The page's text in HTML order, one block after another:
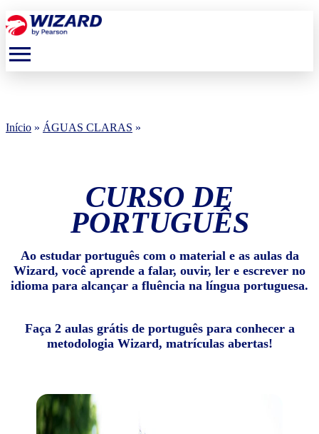
menu
Início » ÁGUAS CLARAS »
CURSO DE
PORTUGUÊS
Ao estudar português com o material e as aulas da
Wizard, você aprende a falar, ouvir, ler e escrever no
idioma para alcançar a fluência na língua portuguesa.
Faça 2 aulas grátis de português para conhecer a
metodologia Wizard, matrículas abertas!